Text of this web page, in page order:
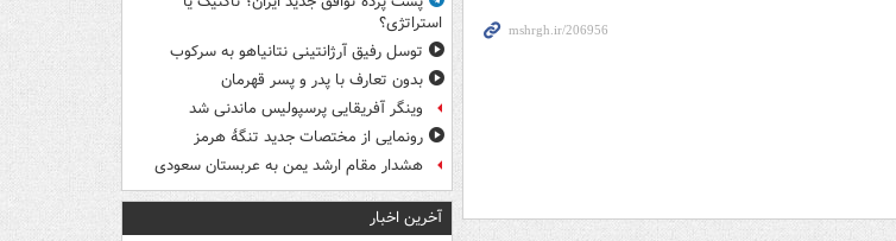
استراتژی؟
توسل رفیق آرژانتینی نتانیاهو به سرکوب
بدون تعارف با پدر و پسر قهرمان
وینگر آفریقایی پرسپولیس ماندنی شد
رونمایی از مختصات جدید تنگۀ هرمز
هشدار مقام ارشد یمن به عربستان سعودی
آخرین اخبار